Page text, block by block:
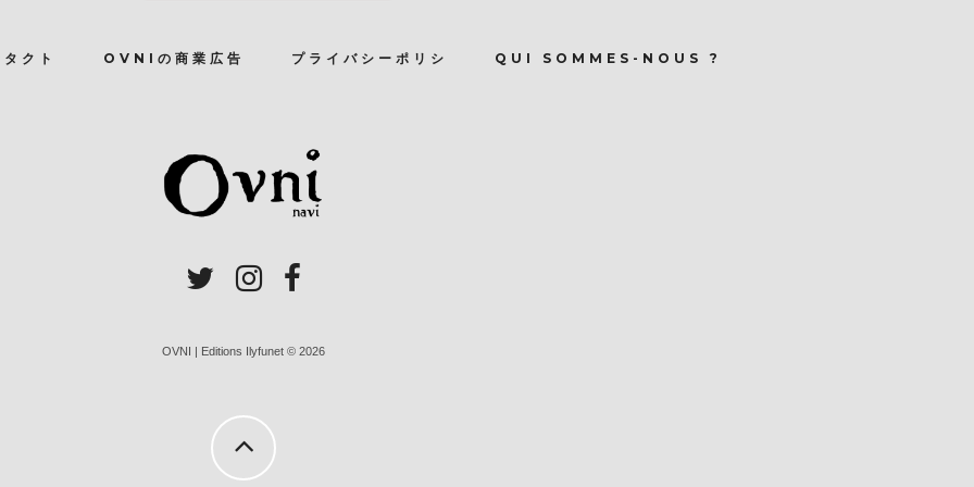
タクト OVNIの商業広告 プライバシーポリシ QUI SOMMES-NOUS ?
OVNI | Editions Ilyfunet © 2026